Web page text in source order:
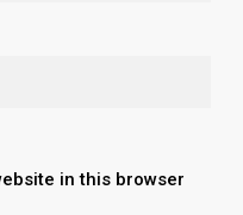
in this browser